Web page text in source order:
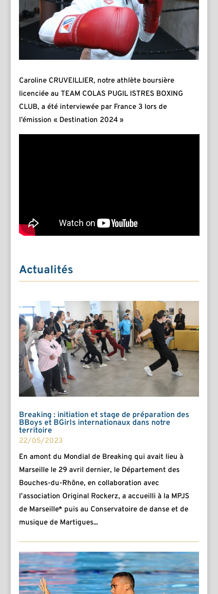
Caroline CRUVEILLIER, notre athlète boursière
licenciée au TEAM COLAS PUGIL ISTRES BOXING
CLUB, a été interviewée par France 3 lors de
l’émission « Destination 2024 »
Actualités
Breaking : initiation et stage de préparation des
BBoys et BGirls internationaux dans notre
territoire
22/05/2023
En amont du Mondial de Breaking qui avait lieu à
Marseille le 29 avril dernier, le Département des
Bouches-du-Rhône, en collaboration avec
l’association Original Rockerz, a accueilli à la MPJS
de Marseille* puis au Conservatoire de danse et de
musique de Martigues...